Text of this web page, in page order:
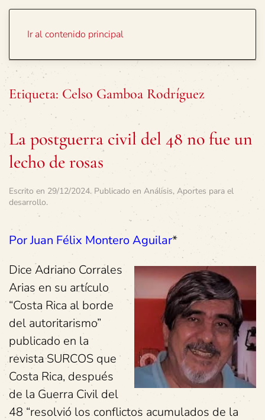
Ir al contenido principal
Etiqueta: Celso Gamboa Rodríguez
La postguerra civil del 48 no fue un
lecho de rosas
Escrito en 29/12/2024. Publicado en Análisis, Aportes para el
desarrollo.
Por Juan Félix Montero Aguilar*
Dice Adriano Corrales
Arias en su artículo
“Costa Rica al borde
del autoritarismo”
publicado en la
revista SURCOS que
Costa Rica, después
de la Guerra Civil del
48 “resolvió los conflictos acumulados de la